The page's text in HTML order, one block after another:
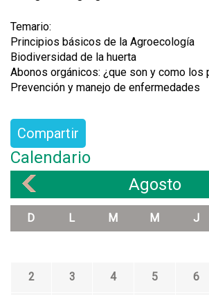
Temario:
Principios básicos de la Agroecología
Biodiversidad de la huerta
Abonos orgánicos: ¿que son y como los
Prevención y manejo de enfermedades
Compartir
Calendario
Agosto
D L M M J
2 3 4 5 6